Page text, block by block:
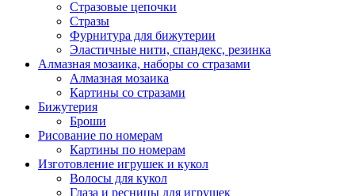
Стразовые цепочки
Стразы
Фурнитура для бижутерии
Эластичные нити, спандекс, резинка
Алмазная мозаика, наборы со стразами
Алмазная мозаика
Картины co стразами
Бижутерия
Броши
Рисование по номерам
Картины по номерам
Изготовление игрушек и кукол
Волосы для кукол
Глаза и ресницы для игрушек